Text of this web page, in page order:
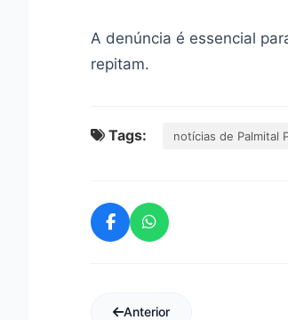
A denúncia é essencial
repitam.
Tags: notícias de Palmital
Anterior